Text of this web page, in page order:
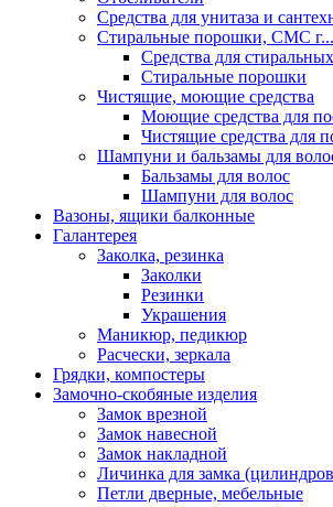
Средства для унитаза и
Стиральные порошки, СМС г...
Средства для
Стиральные порошки
Чистящие, моющие средства
Моющие средства для
Чистящие средства для
Шампуни и бальзамы для
Бальзамы для волос
Шампуни для волос
Вазоны, ящики балконные
Галантерея
Заколка, резинка
Заколки
Резинки
Украшения
Маникюр, педикюр
Расчески, зеркала
Грядки, компостеры
Замочно-скобяные изделия
Замок врезной
Замок навесной
Замок накладной
Личинка для замка
Петли дверные, мебельные